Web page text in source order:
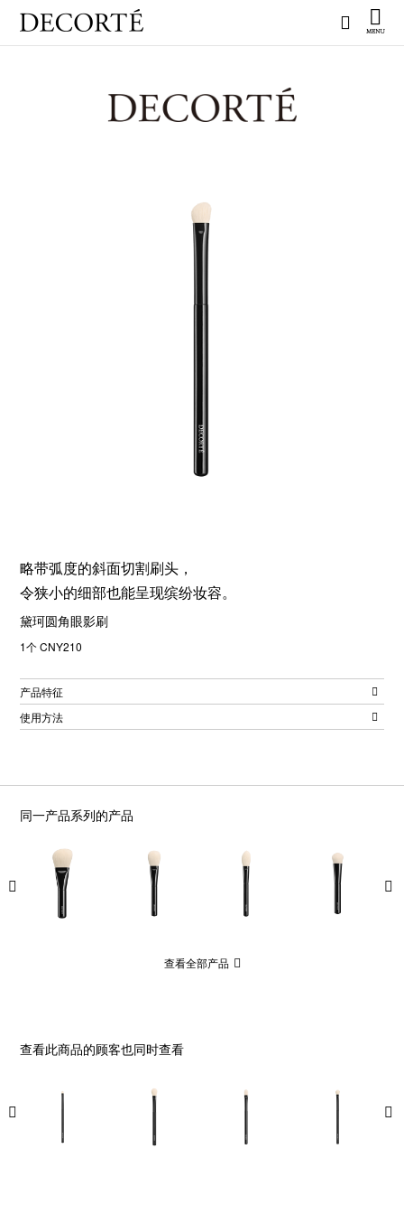
略带弧度的斜面切割刷头，
令狭小的细部也能呈现缤纷妆容。
黛珂圆角眼影刷
1个 CNY210
产品特征
使用方法
同一产品系列的产品
查看全部产品
查看此商品的顾客也同时查看